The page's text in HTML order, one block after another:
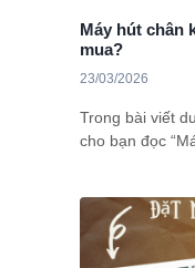
Máy hút chân
mua?
23/03/2026
Trong bài viết
cho bạn đọc
khúc này.